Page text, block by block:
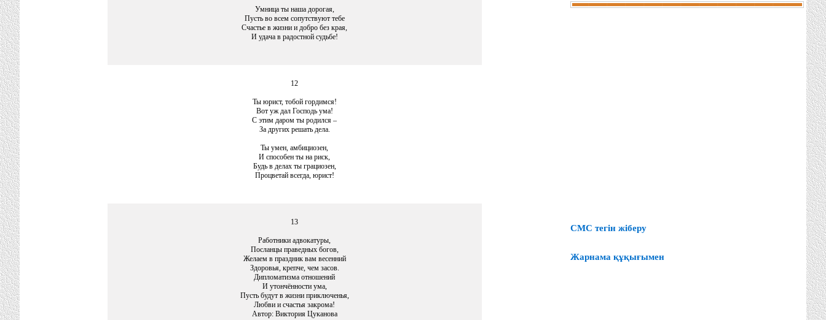
Умница ты наша дорогая,
Пусть во всем сопутствуют тебе
Счастье в жизни и добро без края,
И удача в радостной судьбе!
12
Ты юрист, тобой гордимся!
Вот уж дал Господь ума!
С этим даром ты родился –
За других решать дела.
Ты умен, амбициозен,
И способен ты на риск,
Будь в делах ты грациозен,
Процветай всегда, юрист!
13
Работники адвокатуры,
Посланцы праведных богов,
Желаем в праздник вам весенний
Здоровья, крепче, чем засов.
Дипломатизма отношений
И утончённости ума,
Пусть будут в жизни приключенья,
Любви и счастья закрома!
Автор: Виктория Цуканова
СМС тегін жіберу
Жарнама құқығымен